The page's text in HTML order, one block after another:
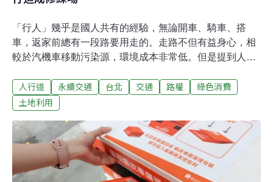
「行人」幾乎是國人共有的經驗，無論開車、騎車、搭
車，返家前總有一段路要用走的。走路不但有益身心，相
較於汽機車移動污染源，環境成本非常低。但是提到人行
地面道路，又會遇到機車騎行騎上、腳踏車按鈴要求讓
路⋯⋯等經驗，比路面還坎坷。法令雖保障行人路權，違
法無據[1]，人行道形同修練場——行人只能道德勸說或自
我修練、平靜以待。基於保障行走空間與行人路權，是實
踐低碳交通的一環，本文以台北市為例，同時參照《道路
交通管理處罰條例》，釐清人行道中，專供行人行走的地
人行道 永續交通 台北 交通 路權
綠色消費
土地利用